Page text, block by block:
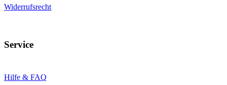
Widerrufsrecht
Service
Hilfe & FAQ